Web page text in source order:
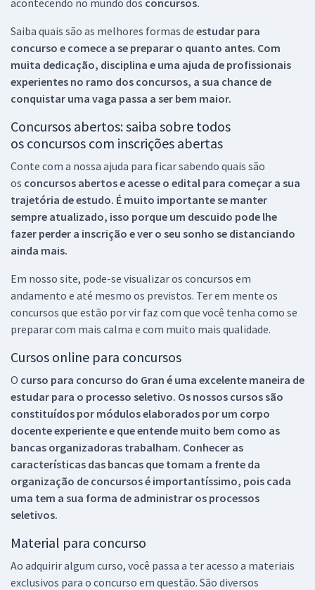
Saiba quais são as melhores formas de estudar para
concurso e comece a se preparar o quanto antes. Com
muita dedicação, disciplina e uma ajuda de profissionais
experientes no ramo dos concursos, a sua chance de
conquistar uma vaga passa a ser bem maior.
Concursos abertos: saiba sobre todos
os concursos com inscrições abertas
Conte com a nossa ajuda para ficar sabendo quais são
os concursos abertos e acesse o edital para começar a sua
trajetória de estudo. É muito importante se manter
sempre atualizado, isso porque um descuido pode lhe
fazer perder a inscrição e ver o seu sonho se distanciando
ainda mais.
Em nosso site, pode-se visualizar os concursos em
andamento e até mesmo os previstos. Ter em mente os
concursos que estão por vir faz com que você tenha como se
preparar com mais calma e com muito mais qualidade.
Cursos online para concursos
O curso para concurso do Gran é uma excelente maneira de
estudar para o processo seletivo. Os nossos cursos são
constituídos por módulos elaborados por um corpo
docente experiente e que entende muito bem como as
bancas organizadoras trabalham. Conhecer as
características das bancas que tomam a frente da
organização de concursos é importantíssimo, pois cada
uma tem a sua forma de administrar os processos
seletivos.
Material para concurso
Ao adquirir algum curso, você passa a ter acesso a materiais
exclusivos para o concurso em questão. São diversos